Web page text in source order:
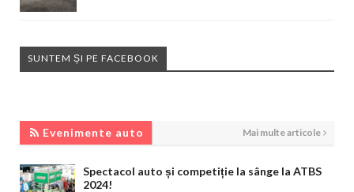
SUNTEM ȘI PE FACEBOOK
Evenimente auto Mai multe articole
Spectacol auto și competiție la sânge la ATBS
2024!